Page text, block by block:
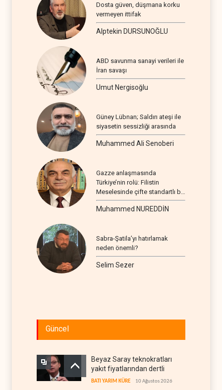
Dosta güven, düşmana korku
vermeyen ittifak
Alptekin DURSUNOĞLU
ABD savunma sanayi verileri ile
İran savaşı
Umut Nergisoğlu
Güney Lübnan; Saldırı ateşi ile
siyasetin sessizliği arasında
Muhammed Ali Senoberi
Gazze anlaşmasında
Türkiye’nin rolü: Filistin
Meselesinde çifte standartlı bir
seyir
Muhammed NUREDDİN
Sabra-Şatila’yı hatırlamak
neden önemli?
Selim Sezer
Güncel
Beyaz Saray teknokratları
yakıt fiyatlarından dertli
BATI YARIM KÜRE 10 Ağustos 2026